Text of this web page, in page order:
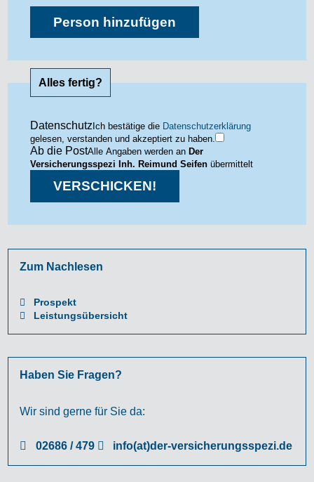
Person hinzufügen
Alles fertig?
Datenschutz Ich bestätige die Datenschutzerklärung
gelesen, verstanden und akzeptiert zu haben.
Ab die PostAlle Angaben werden an Der
Versicherungsspezi Inh. Reimund Seifen übermittelt
VERSCHICKEN!
Zum Nachlesen
Prospekt
Leistungsübersicht
Haben Sie Fragen?
Wir sind gerne für Sie da:
02686 / 479 info(at)der-versicherungsspezi.de